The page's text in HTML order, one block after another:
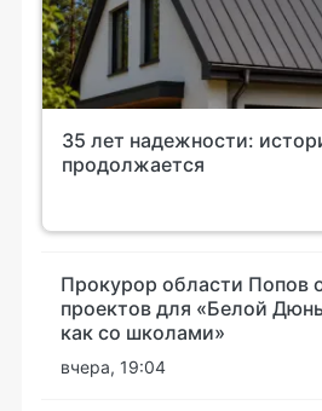
35 лет надежности:
продолжается
Прокурор области Попов
проектов для «Белой
как со школами»
вчера, 19:04